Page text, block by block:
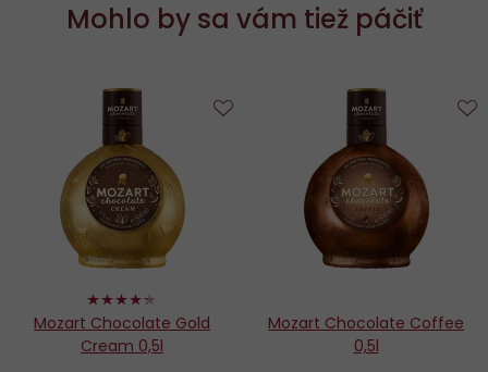
Mohlo by sa vám tiež páčiť
86%
Mozart Chocolate Gold
Cream 0,5l
obľúbených
Mozart Chocolate Coffee
0,5l